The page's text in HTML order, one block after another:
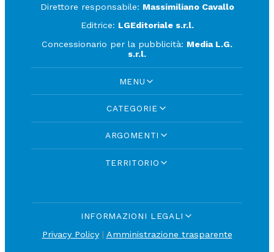
Direttore responsabile: Massimiliano Cavallo
Editrice: LGEditoriale s.r.l.
Concessionario per la pubblicità: Media L.G.
s.r.l.
MENU
CATEGORIE
ARGOMENTI
TERRITORIO
INFORMAZIONI LEGALI
Privacy Policy| Amministrazione trasparente